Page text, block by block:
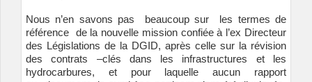
Nous n’en savons pas beaucoup sur les termes de
référence de la nouvelle mission confiée à l’ex Directeur
des Législations de la DGID, après celle sur la révision
des contrats –clés dans les infrastructures et les
hydrocarbures, et pour laquelle aucun rapport